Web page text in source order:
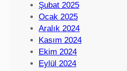
Şubat 2025
Ocak 2025
Aralık 2024
Kasım 2024
Ekim 2024
Eylül 2024